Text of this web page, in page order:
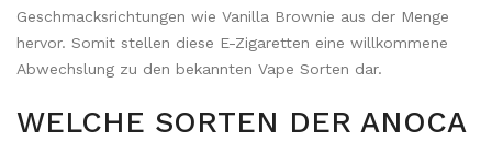
Geschmacksrichtungen wie Vanilla Brownie aus der Menge
hervor. Somit stellen diese E-Zigaretten eine willkommene
Abwechslung zu den bekannten Vape Sorten dar.
WELCHE SORTEN DER ANOCA